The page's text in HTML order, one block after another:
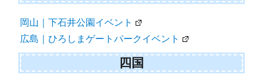
岡山｜下石井公園イベント
広島｜ひろしまゲートパークイベント
四国